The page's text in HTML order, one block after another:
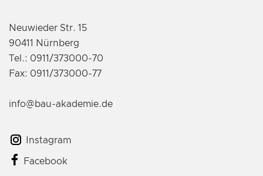
Neuwieder Str. 15
90411 Nürnberg
Tel.: 0911/373000-70
Fax: 0911/373000-77
info@bau-akademie.de
Instagram
Facebook